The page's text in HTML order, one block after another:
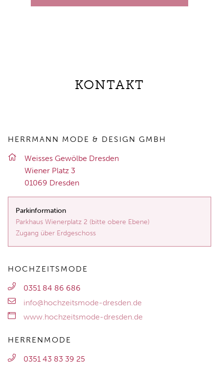
KONTAKT
HERRMANN MODE & DESIGN GMBH
Weis­ses Ge­wöl­be Dres­den
Wie­ner Platz 3
01069 Dres­den
Parkinformation
Parkhaus Wienerplatz 2 (bitte obere Ebene)
Zugang über Erdgeschoss
HOCHZEITSMODE
0351 84 86 686
info@hochzeitsmode-dresden.de
www.hochzeitsmode-dresden.de
HERRENMODE
0351 43 83 39 25